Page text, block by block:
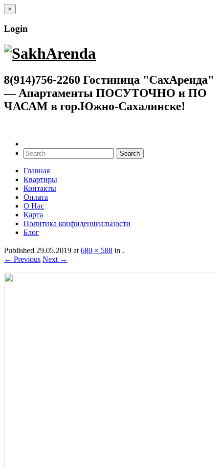
×
Login
8(914)756-2260 Гостиница "СахАренда"
— Апартаменты ПОСУТОЧНО и ПО
ЧАСАМ в гор.Южно-Сахалинске!
Главная
Квартиры
Контакты
Оплата
О Нас
Карта
Политика конфиденциальности
Блог
Published 29.05.2019 at680 × 588 in .
← Previous Next →